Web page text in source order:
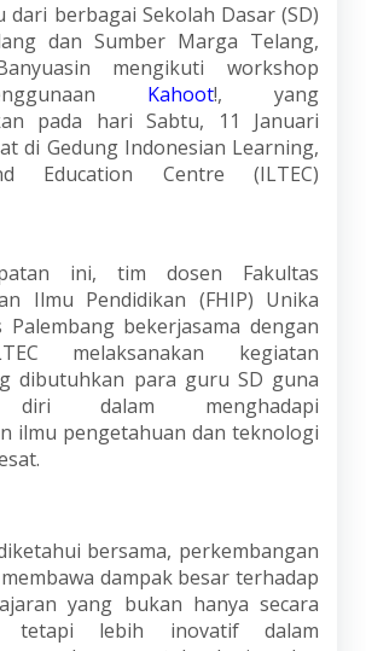
dari berbagai Sekolah Dasar (SD)
dan Sumber Marga Telang,
mengikuti workshop
Kahoot!, yang
pada hari Sabtu, 11 Januari
di Gedung Indonesian Learning,
Education Centre (ILTEC)
ini, tim dosen Fakultas
Ilmu Pendidikan (FHIP) Unika
Palembang bekerjasama dengan
melaksanakan kegiatan
dibutuhkan para guru SD guna
diri dalam menghadapi
ilmu pengetahuan dan teknologi
bersama, perkembangan
dampak besar terhadap
yang bukan hanya secara
tetapi lebih inovatif dalam